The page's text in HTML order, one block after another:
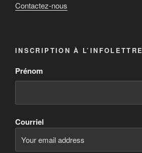
Contactez-nous
INSCRIPTION À L’INFOLETTRE
Prénom
Courriel